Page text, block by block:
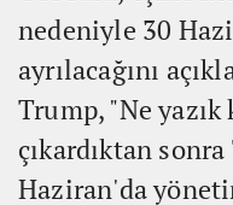
nedeniyle 30
ayrılacağını
Trump, "Ne
çıkardıktan
Haziran'da